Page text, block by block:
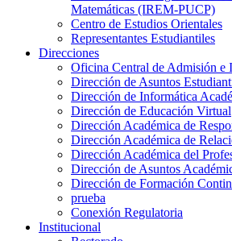
Matemáticas (IREM-PUCP)
Centro de Estudios Orientales
Representantes Estudiantiles
Direcciones
Oficina Central de Admisión e
Dirección de Asuntos
Dirección de Informática
Dirección de Educación Virtual
Dirección Académica de
Dirección Académica de
Dirección Académica del
Dirección de Asuntos
Dirección de Formación
prueba
Conexión Regulatoria
Institucional